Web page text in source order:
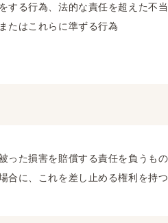
する行為、法的な責任を超えた不
たはこれらに準ずる行為
た損害を賠償する責任を負うも
に、これを差し止める権利を持つ